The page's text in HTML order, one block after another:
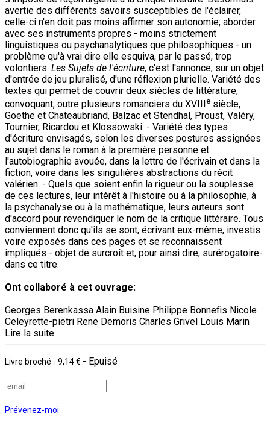
avertie des différents savoirs susceptibles de l'éclairer,
celle-ci n'en doit pas moins affirmer son autonomie; aborder
avec ses instruments propres - moins strictement
linguistiques ou psychanalytiques que philosophiques - un
problème qu'à vrai dire elle esquiva, par le passé, trop
volontiers. Les Sujets de l'écriture, c'est l'annonce, sur un objet
d'entrée de jeu pluralisé, d'une réflexion plurielle. Variété des
textes qui permet de couvrir deux siècles de littérature,
convoquant, outre plusieurs romanciers du XVIIIe siècle,
Goethe et Chateaubriand, Balzac et Stendhal, Proust, Valéry,
Tournier, Ricardou et Klossowski. - Variété des types
d'écriture envisagés, selon les diverses postures assignées
au sujet dans le roman à la première personne et
l'autobiographie avouée, dans la lettre de l'écrivain et dans la
fiction, voire dans les singulières abstractions du récit
valérien. - Quels que soient enfin la rigueur ou la souplesse
de ces lectures, leur intérêt à l'histoire ou à la philosophie, à
la psychanalyse ou à la mathématique, leurs auteurs sont
d'accord pour revendiquer le nom de la critique littéraire. Tous
conviennent donc qu'ils se sont, écrivant eux-même, investis
voire exposés dans ces pages et se reconnaissent
impliqués - objet de surcroît et, pour ainsi dire, surérogatoire-
dans ce titre.
Ont collaboré à cet ouvrage:
Georges Berenkassa Alain Buisine Philippe Bonnefis Nicole
Celeyrette-pietri Rene Demoris Charles Grivel Louis Marin
Lire la suite
Livre broché - 9,14 € - Epuisé
Prévenez-moi